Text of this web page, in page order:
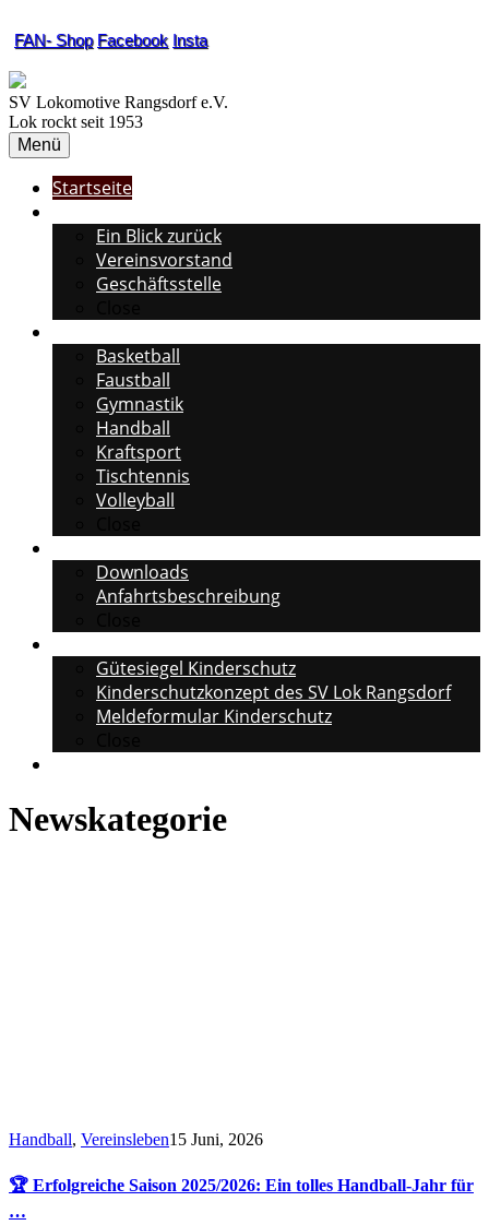
FAN- Shop Facebook Insta
SV Lokomotive Rangsdorf e.V.
Lok rockt seit 1953
Menü
Startseite
Ein Blick zurück
Vereinsvorstand
Geschäftsstelle
Basketball
Faustball
Gymnastik
Handball
Kraftsport
Tischtennis
Volleyball
Downloads
Anfahrtsbeschreibung
Gütesiegel Kinderschutz
Kinderschutzkonzept des SV Lok Rangsdorf
Meldeformular Kinderschutz
Newskategorie
Handball, Vereinsleben15 Juni, 2026
🏆 Erfolgreiche Saison 2025/2026: Ein tolles Handball-Jahr für
…